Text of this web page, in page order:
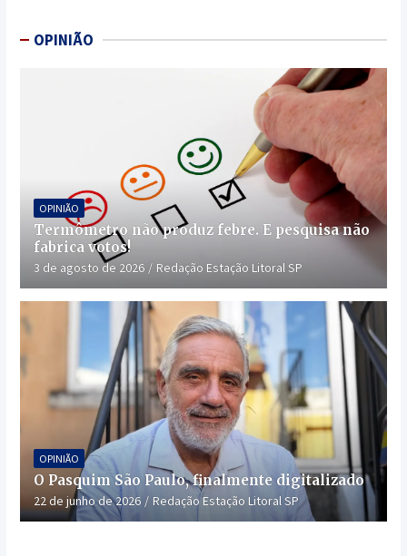
OPINIÃO
OPINIÃO
Termômetro não produz febre. E pesquisa não
fabrica votos!
3 de agosto de 2026 Redação Estação Litoral SP
OPINIÃO
O Pasquim São Paulo, finalmente digitalizado
22 de junho de 2026 Redação Estação Litoral SP